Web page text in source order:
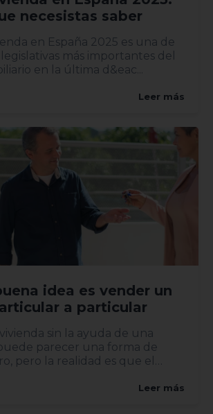
necesistas saber
en España 2025 es una de
más importantes del
en la última d&eac...
Leer más
idea es vender un
a particular
sin la ayuda de una
parecer una forma de
pero la realidad es que el
Leer más